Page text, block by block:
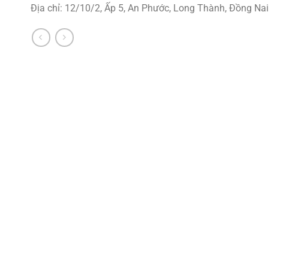
Địa chỉ: 12/10/2, Ấp 5, An Phước, Long Thành, Đồng Nai